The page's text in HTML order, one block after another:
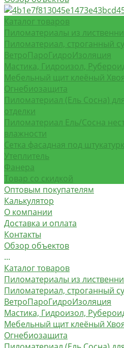
Каталог товаров
Пиломатериалы из
Пиломатериал, строганный
ВетроПароГидроИзоляция
Мастика, Гидроизол,
Мебельный щит клеёный Хвоя
Огнебиозащита
Пиломатериал (Ель Сосна)
отделки
Пиломатериал Ель/Сосна
влажности
Сетка фасадная под
Утеплитель
Фанера
Товар со скидкой
Оптовым покупателям
Калькулятор
О компании
Доставка и оплата
Контакты
Обзор объектов
...
Каталог товаров
Пиломатериалы из
Пиломатериал, строганный
ВетроПароГидроИзоляция
Мастика, Гидроизол,
Мебельный щит клеёный
Огнебиозащита